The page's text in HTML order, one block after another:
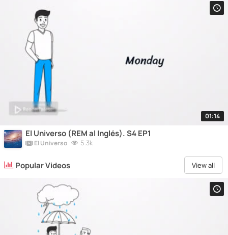
01:14
El Universo (REM al Inglés). S4 EP1
El Universo 5.3k
Popular Videos View all